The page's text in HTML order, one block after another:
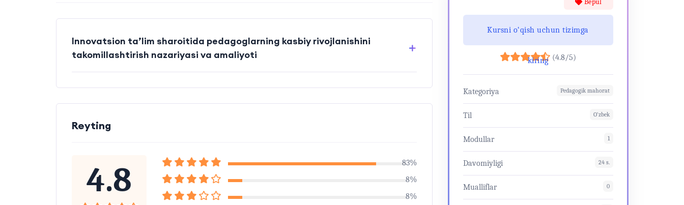
Innovatsion ta’lim sharoitida pedagoglarning kasbiy rivojlanishini
takomillashtirish nazariyasi va amaliyoti
Reyting
4.8
83%
8%
8%
Bepul
Kursni o‘qish uchun tizimga
kiring (4.8/5)
Kategoriya Pedagogik mahorat
Til O‘zbek
Modullar 1
Davomiyligi 24 s.
Mualliflar 0